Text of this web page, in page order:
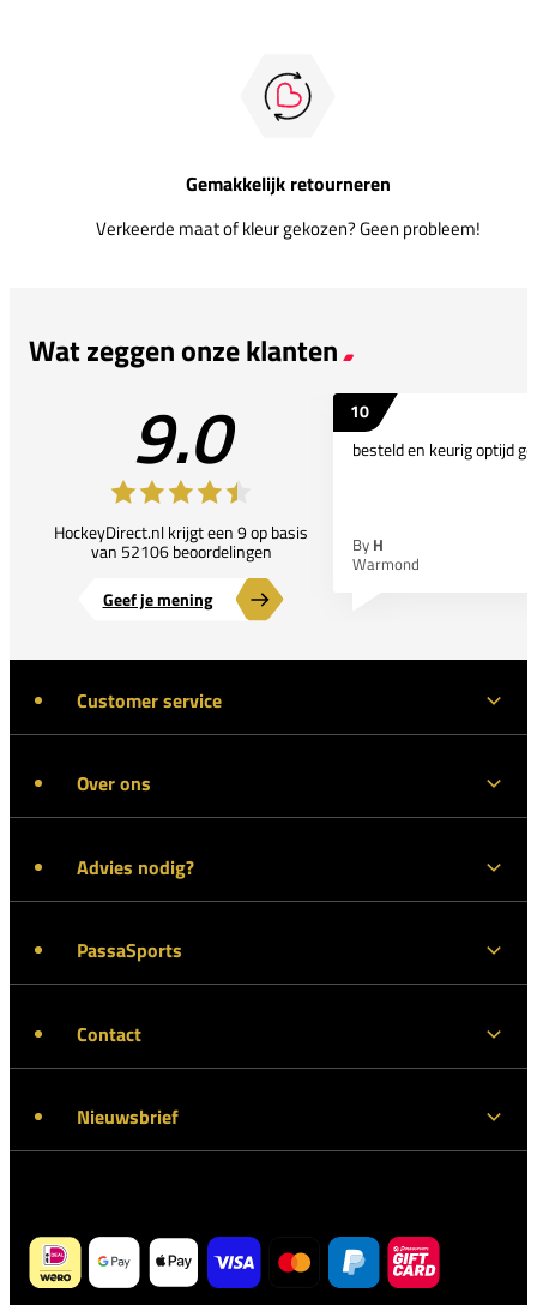
Gemakkelijk retourneren
Verkeerde maat of kleur gekozen? Geen probleem!
Wat zeggen onze klanten
9.0
HockeyDirect.nl krijgt een 9 op basis
van 52106 beoordelingen
Geef je mening
10
besteld en keurig optijd
By H
Warmond
Customer service
Over ons
Advies nodig?
PassaSports
Contact
Nieuwsbrief